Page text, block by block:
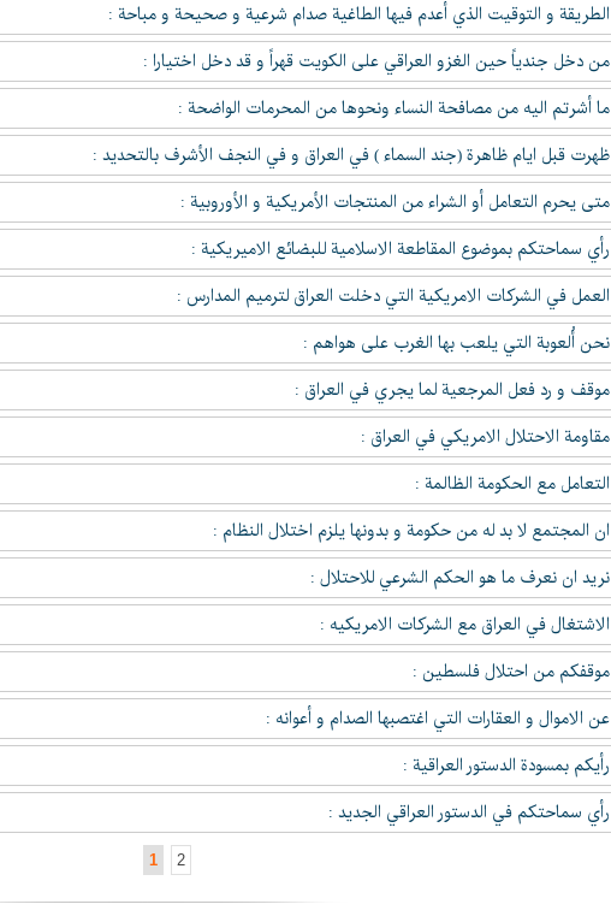
الطريقة و التوقيت الذي أعدم فيها الطاغية صدام شرعية و صحيحة و مباحة :
من دخل جندياً حين الغزو العراقي على الكويت قهراً و قد دخل اختيارا :
ما أشرتم اليه من مصافحة النساء ونحوها من المحرمات الواضحة :
ظهرت قبل ايام ظاهرة (جند السماء ) في العراق و في النجف الأشرف بالتحديد :
متى يحرم التعامل أو الشراء من المنتجات الأمريكية و الأوروبية :
رأي سماحتكم بموضوع المقاطعة الاسلامية للبضائع الاميريكية :
العمل في الشركات الامريكية التي دخلت العراق لترميم المدارس :
نحن أُلعوبة التي يلعب بها الغرب على هواهم :
موقف و رد فعل المرجعية لما يجري في العراق :
مقاومة الاحتلال الامريكي في العراق :
التعامل مع الحكومة الظالمة :
ان المجتمع لا بد له من حكومة و بدونها يلزم اختلال النظام :
نريد ان نعرف ما هو الحكم الشرعي للاحتلال :
الاشتغال في العراق مع الشركات الامريكيه :
موقفكم من احتلال فلسطين :
عن الاموال و العقارات التي اغتصبها الصدام و أعوانه :
رأيکم بمسودة الدستور العراقية :
رأي سماحتكم في الدستور العراقي الجديد :
1 2